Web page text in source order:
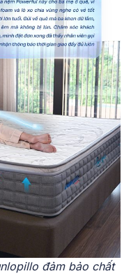
đảm bảo chất